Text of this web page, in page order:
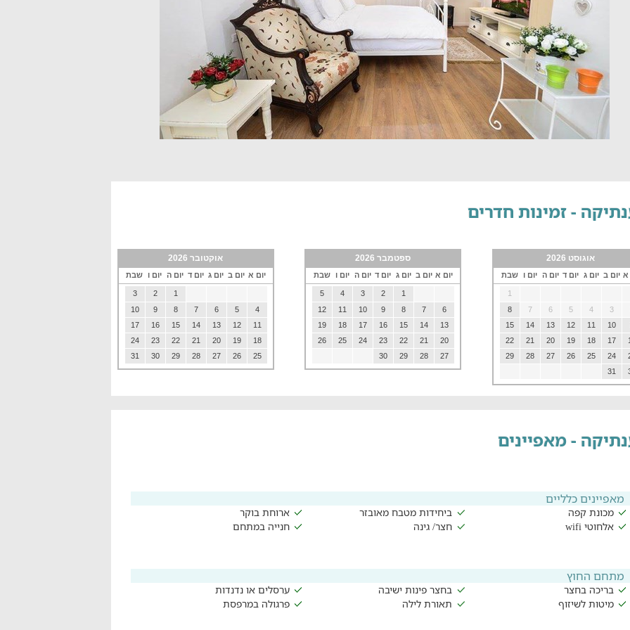
- זמינות חדרים
אוגוסט 2026
א יום ב יום ג יום ד יום ה יום ו שבת
1
3
4
5
6
7
8
10
11
12
13
14
15
17
18
19
20
21
22
24
25
26
27
28
29
31
ספטמבר 2026
יום א יום ב יום ג יום ד יום ה יום ו שבת
1
2
3
4
5
6
7
8
9
10
11
12
13
14
15
16
17
18
19
20
21
22
23
24
25
26
27
28
29
30
אוקטובר 2026
יום א יום ב יום ג יום ד יום ה יום ו שבת
1
2
3
4
5
6
7
8
9
10
11
12
13
14
15
16
17
18
19
20
21
22
23
24
25
26
27
28
29
30
31
- מאפיינים
מאפיינים כלליים
מכונת קפה ביחידות מטבח מאובזר
ארוחת בוקר
אלחוטי wifi
חצר/ גינה חנייה במתחם
מתחם החוץ
בריכה בחצר בחצר פינות ישיבה
ערסלים או נדנדות
מיטות לשיזוף
תאורת לילה פרגולה במרפסת